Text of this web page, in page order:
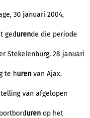
30 januari 2004,
gedurende die periode
Stekelenburg, 28 januari
te huren van Ajax.
van afgelopen
uren op het